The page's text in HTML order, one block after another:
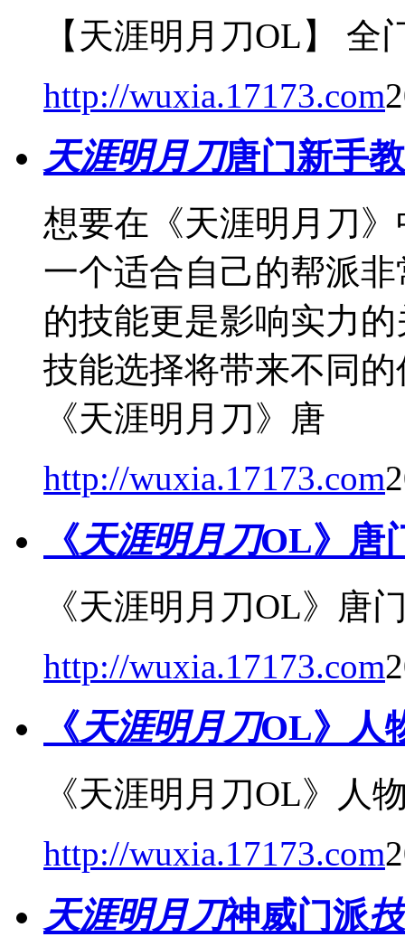
【天涯明月刀OL】 全
http://wuxia.17173.com
天涯明月刀唐门新手
想要在《天涯明月刀
一个适合自己的帮派
的技能更是影响实力
技能选择将带来不同
《天涯明月刀》唐
http://wuxia.17173.com
《天涯明月刀OL》唐
《天涯明月刀OL》唐
http://wuxia.17173.com
《天涯明月刀OL》人
《天涯明月刀OL》人
http://wuxia.17173.com
天涯明月刀神威门派